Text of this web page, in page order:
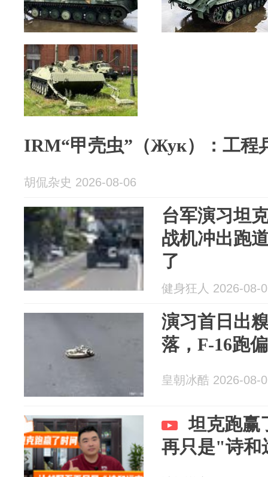
IRM“甲壳虫”（Жук）：工程
胡侃杂史 2026-08-06
台军演习坦
战机冲出跑
了
健身狂人 2026-08-
演习首日出
落，F-16跑
皇朝冰酷 2026-08-
坦克跑赢
再只是"诗和